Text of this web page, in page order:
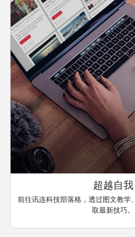
超越自我
前往讯连科技部落格，透过图文教学
取最新技巧。